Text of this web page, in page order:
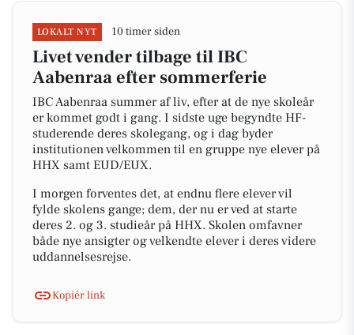
LOKALT NYT 10 timer siden
Livet vender tilbage til IBC
Aabenraa efter sommerferie
IBC Aabenraa summer af liv, efter at de nye skoleår
er kommet godt i gang. I sidste uge begyndte HF-
studerende deres skolegang, og i dag byder
institutionen velkommen til en gruppe nye elever på
HHX samt EUD/EUX.
I morgen forventes det, at endnu flere elever vil
fylde skolens gange; dem, der nu er ved at starte
deres 2. og 3. studieår på HHX. Skolen omfavner
både nye ansigter og velkendte elever i deres videre
uddannelsesrejse.
Kopiér link